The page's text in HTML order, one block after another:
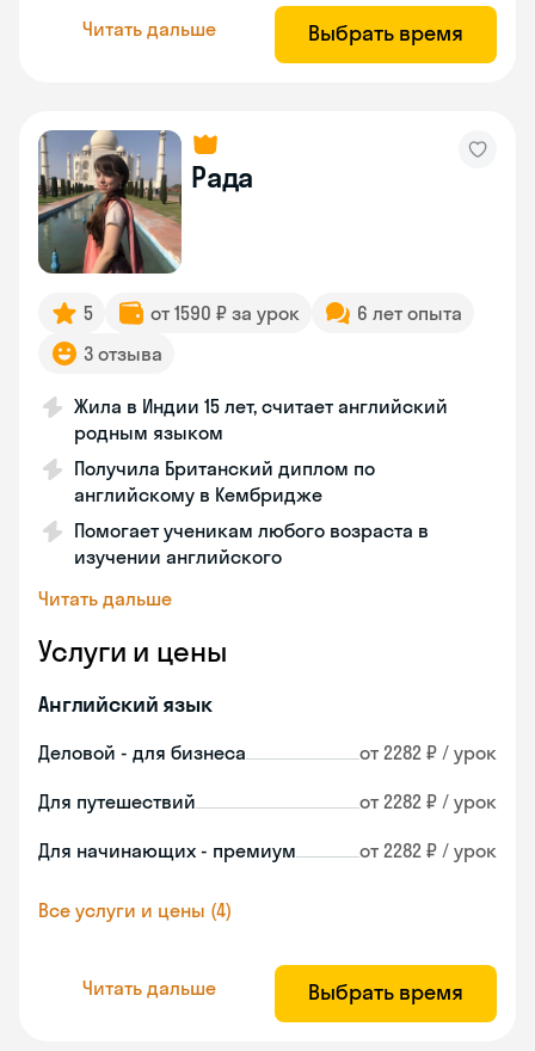
Читать дальше Выбрать время
Рада
5 от 1590 ₽ за урок
6 лет опыта
3 отзыва
Жила в Индии 15 лет, считает английский
родным языком
Получила Британский диплом по
английскому в Кембридже
Помогает ученикам любого возраста в
изучении английского
Читать дальше
Услуги и цены
Английский язык
Деловой - для бизнеса от 2282 ₽ / урок
Для путешествий от 2282 ₽ / урок
Для начинающих - премиум от 2282 ₽ / урок
Все услуги и цены (4)
Читать дальше Выбрать время